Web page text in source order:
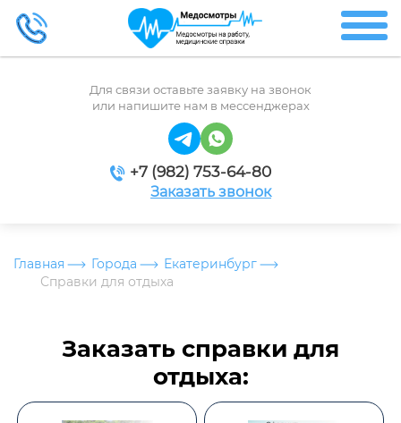
Для связи оставьте заявку на звонок
или напишите нам в мессенджерах
+7 (982) 753-64-80
Заказать звонок
Главная Города
Екатеринбург
Справки для отдыха
Заказать справки для
отдыха: